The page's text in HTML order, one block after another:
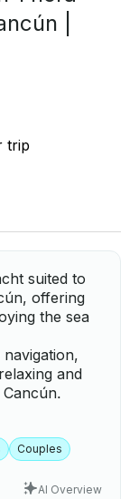
|
trip
suited to
offering
the sea
and
Couples
AI Overview